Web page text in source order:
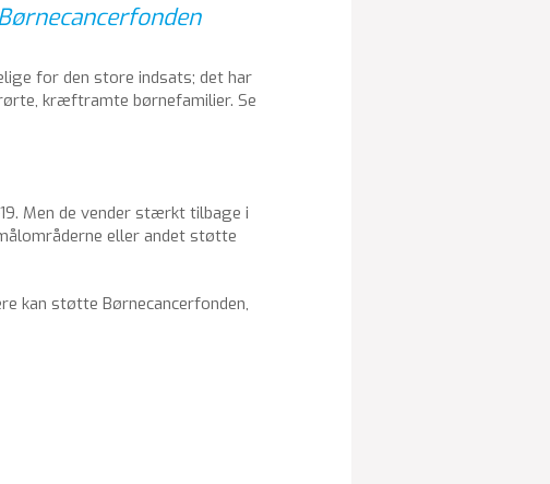
for den store indsats; det har
kræftramte børnefamilier. Se
Men de vender stærkt tilbage i
eller andet støtte
kan støtte Børnecancerfonden,